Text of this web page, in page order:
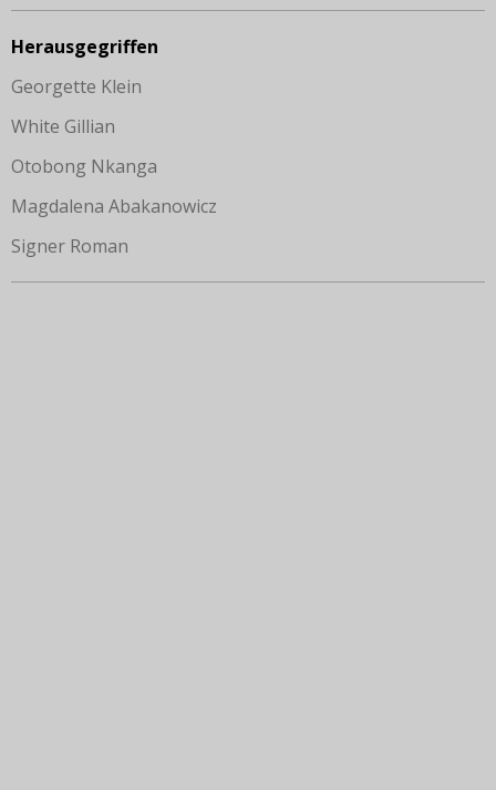
Herausgegriffen
Georgette Klein
White Gillian
Otobong Nkanga
Magdalena Abakanowicz
Signer Roman